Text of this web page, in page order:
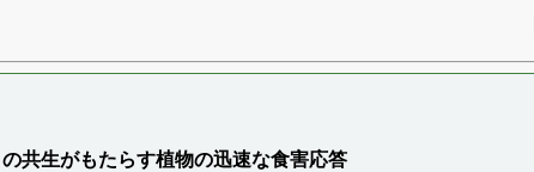
共生がもたらす植物の迅速な食害応答